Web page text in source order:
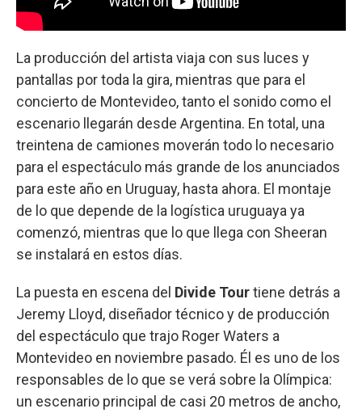
La producción del artista viaja con sus luces y
pantallas por toda la gira, mientras que para el
concierto de Montevideo, tanto el sonido como el
escenario llegarán desde Argentina. En total, una
treintena de camiones moverán todo lo necesario
para el espectáculo más grande de los anunciados
para este año en Uruguay, hasta ahora. El montaje
de lo que depende de la logística uruguaya ya
comenzó, mientras que lo que llega con Sheeran
se instalará en estos días.
La puesta en escena del Divide Tourtiene detrás a
Jeremy Lloyd, diseñador técnico y de producción
del espectáculo que trajo Roger Waters a
Montevideo en noviembre pasado. Él es uno de los
responsables de lo que se verá sobre la Olímpica:
un escenario principal de casi 20 metros de ancho,